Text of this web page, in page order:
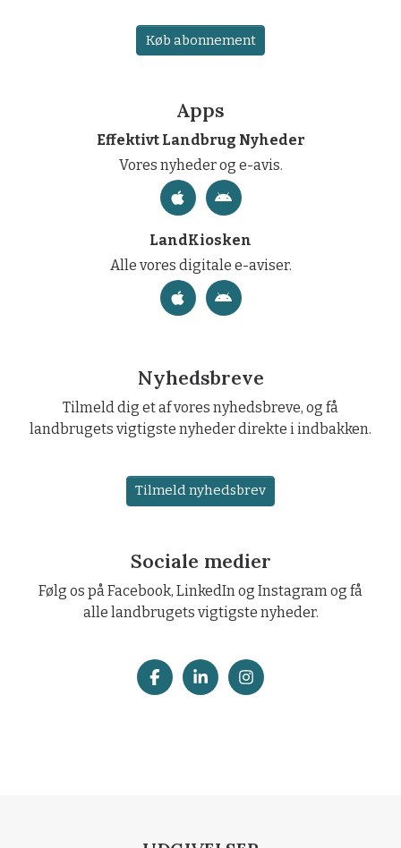
Køb abonnement
Apps
Effektivt Landbrug Nyheder
Vores nyheder og e-avis.
LandKiosken
Alle vores digitale e-aviser.
Nyhedsbreve
Tilmeld dig et af vores nyhedsbreve, og få
landbrugets vigtigste nyheder direkte i indbakken.
Tilmeld nyhedsbrev
Sociale medier
Følg os på Facebook, LinkedIn og Instagram og få
alle landbrugets vigtigste nyheder.